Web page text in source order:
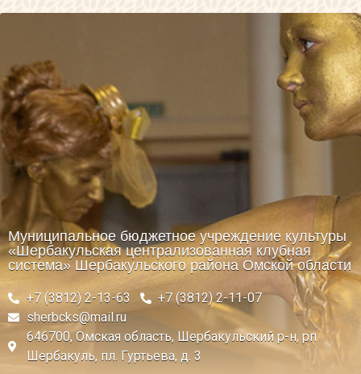
Муниципальное бюджетное учреждение культуры
«Шербакульская централизованная клубная
система» Шербакульского района Омской области
+7 (3812) 2-13-63
+7 (3812) 2-11-07
sherbcks@mail.ru
646700, Омская область, Шербакульский р-н, рп
Шербакуль, пл. Гуртьева, д. 3